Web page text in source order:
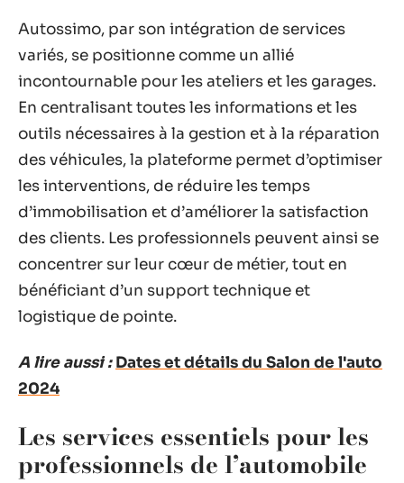
Autossimo, par son intégration de services
variés, se positionne comme un allié
incontournable pour les ateliers et les garages.
En centralisant toutes les informations et les
outils nécessaires à la gestion et à la réparation
des véhicules, la plateforme permet d’optimiser
les interventions, de réduire les temps
d’immobilisation et d’améliorer la satisfaction
des clients. Les professionnels peuvent ainsi se
concentrer sur leur cœur de métier, tout en
bénéficiant d’un support technique et
logistique de pointe.
A lire aussi : Dates et détails du Salon de l'auto
2024
Les services essentiels pour les
professionnels de l’automobile